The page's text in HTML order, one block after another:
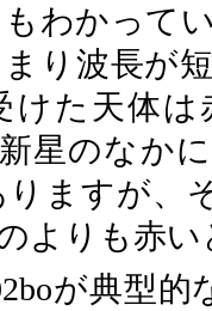
わかって
り波長が
けた天体
星のなか
ますが、
よりも赤
が典型的